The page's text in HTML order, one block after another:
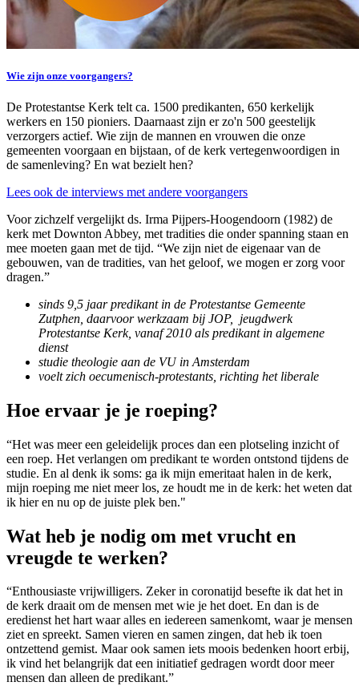
Wie zijn onze voorgangers?
De Protestantse Kerk telt ca. 1500 predikanten, 650 kerkelijk
werkers en 150 pioniers. Daarnaast zijn er zo'n 500 geestelijk
verzorgers actief. Wie zijn de mannen en vrouwen die onze
gemeenten voorgaan en bijstaan, of de kerk vertegenwoordigen in
de samenleving? En wat bezielt hen?
Lees ook de interviews met andere voorgangers
Voor zichzelf vergelijkt ds. Irma Pijpers-Hoogendoorn (1982) de
kerk met Downton Abbey, met tradities die onder spanning staan en
mee moeten gaan met de tijd. “We zijn niet de eigenaar van de
gebouwen, van de tradities, van het geloof, we mogen er zorg voor
dragen.”
sinds 9,5 jaar predikant in de Protestantse Gemeente
Zutphen, daarvoor werkzaam bij JOP, jeugdwerk
Protestantse Kerk, vanaf 2010 als predikant in algemene
dienst
studie theologie aan de VU in Amsterdam
voelt zich oecumenisch-protestants, richting het liberale
Hoe ervaar je je roeping?
“Het was meer een geleidelijk proces dan een plotseling inzicht of
een roep. Het verlangen om predikant te worden ontstond tijdens de
studie. En al denk ik soms: ga ik mijn emeritaat halen in de kerk,
mijn roeping me niet meer los, ze houdt me in de kerk: het weten dat
ik hier en nu op de juiste plek ben."
Wat heb je nodig om met vrucht en
vreugde te werken?
“Enthousiaste vrijwilligers. Zeker in coronatijd besefte ik dat het in
de kerk draait om de mensen met wie je het doet. En dan is de
eredienst het hart waar alles en iedereen samenkomt, waar je mensen
ziet en spreekt. Samen vieren en samen zingen, dat heb ik toen
ontzettend gemist. Maar ook samen iets moois bedenken hoort erbij,
ik vind het belangrijk dat een initiatief gedragen wordt door meer
mensen dan alleen de predikant.”